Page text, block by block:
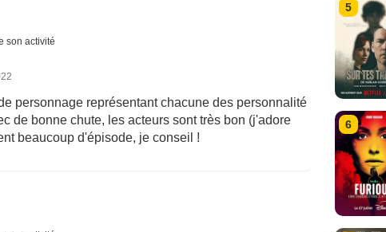
son activité
personnage représentant chacune des personnalité
de bonne chute, les acteurs sont très bon (j'adore
beaucoup d'épisode, je conseil !
5
6